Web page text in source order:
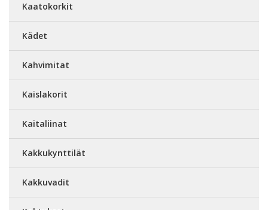
Kaatokorkit
Kädet
Kahvimitat
Kaislakorit
Kaitaliinat
Kakkukynttilät
Kakkuvadit